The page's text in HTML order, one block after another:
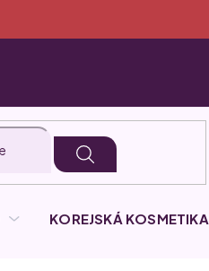
KOREJSKÁ KOSMETIKA